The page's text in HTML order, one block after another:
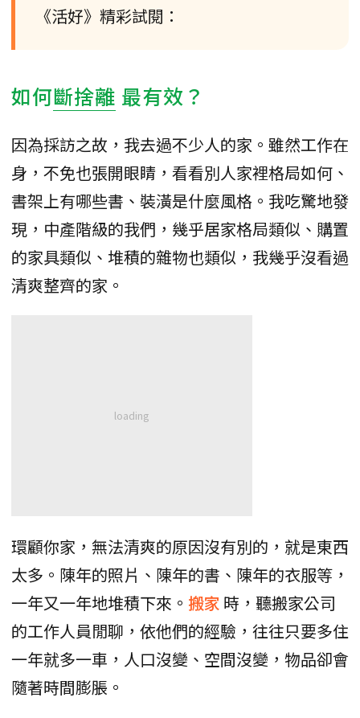
《活好》精彩試閱：
如何斷捨離 最有效？
因為採訪之故，我去過不少人的家。雖然工作在
身，不免也張開眼睛，看看別人家裡格局如何、
書架上有哪些書、裝潢是什麼風格。我吃驚地發
現，中產階級的我們，幾乎居家格局類似、購置
的家具類似、堆積的雜物也類似，我幾乎沒看過
清爽整齊的家。
環顧你家，無法清爽的原因沒有別的，就是東西
太多。陳年的照片、陳年的書、陳年的衣服等，
一年又一年地堆積下來。 搬家 時，聽搬家公司
的工作人員閒聊，依他們的經驗，往往只要多住
一年就多一車，人口沒變、空間沒變，物品卻會
隨著時間膨脹。